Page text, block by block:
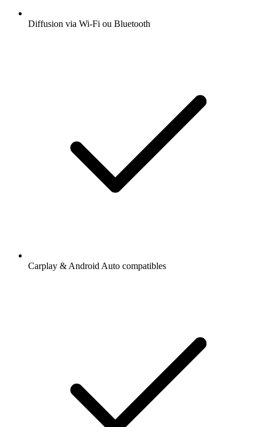
Diffusion via Wi-Fi ou Bluetooth
Carplay & Android Auto compatibles